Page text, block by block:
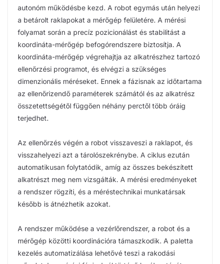
autonóm működésbe kezd. A robot egymás után helyezi
a betárolt raklapokat a mérőgép felületére. A mérési
folyamat során a precíz pozicionálást és stabilitást a
koordináta-mérőgép befogórendszere biztosítja. A
koordináta-mérőgép végrehajtja az alkatrészhez tartozó
ellenőrzési programot, és elvégzi a szükséges
dimenzionális méréseket. Ennek a fázisnak az időtartama
az ellenőrizendő paraméterek számától és az alkatrész
összetettségétől függően néhány perctől több óráig
terjedhet.
Az ellenőrzés végén a robot visszaveszi a raklapot, és
visszahelyezi azt a tárolószekrénybe. A ciklus ezután
automatikusan folytatódik, amíg az összes bekészített
alkatrészt meg nem vizsgálták. A mérési eredményeket
a rendszer rögzíti, és a méréstechnikai munkatársak
később is átnézhetik azokat.
A rendszer működése a vezérlőrendszer, a robot és a
mérőgép közötti koordinációra támaszkodik. A paletta
kezelés automatizálása lehetővé teszi a rakodási